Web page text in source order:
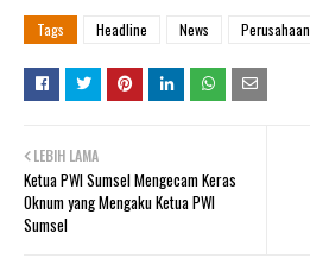
Tags Headline News Perusahaan.
LEBIH LAMA
Ketua PWI Sumsel Mengecam Keras
Oknum yang Mengaku Ketua PWI
Sumsel